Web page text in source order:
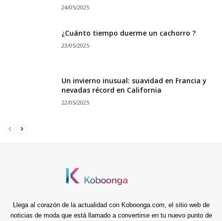
24/05/2025
¿Cuánto tiempo duerme un cachorro ?
23/05/2025
Un invierno inusual: suavidad en Francia y
nevadas récord en California
22/05/2025
Llega al corazón de la actualidad con Koboonga.com, el sitio web de
noticias de moda que está llamado a convertirse en tu nuevo punto de